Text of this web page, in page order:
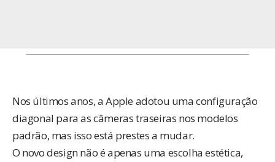
Nos últimos anos, a Apple adotou uma configuração
diagonal para as câmeras traseiras nos modelos
padrão, mas isso está prestes a mudar.
O novo design não é apenas uma escolha estética,